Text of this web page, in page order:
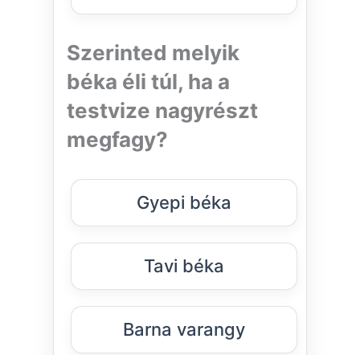
Szerinted melyik
béka éli túl, ha a
testvize nagyrészt
megfagy?
Gyepi béka
Tavi béka
Barna varangy